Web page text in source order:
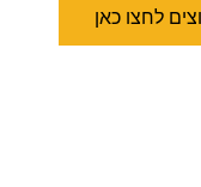
לחצו כאן